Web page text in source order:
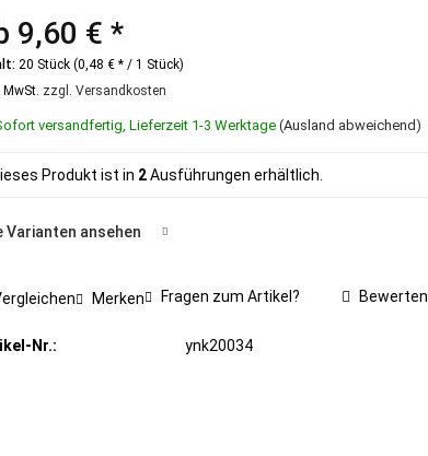
9,60 € *
20 Stück (0,48 € * / 1 Stück)
zzgl. Versandkosten
versandfertig, Lieferzeit 1-3 Werktage (Ausland abweichend)
Produkt ist in 2Ausführungen erhältlich.
Varianten ansehen
Merken Fragen zum Artikel? Bewerten
Nr.: ynk20034